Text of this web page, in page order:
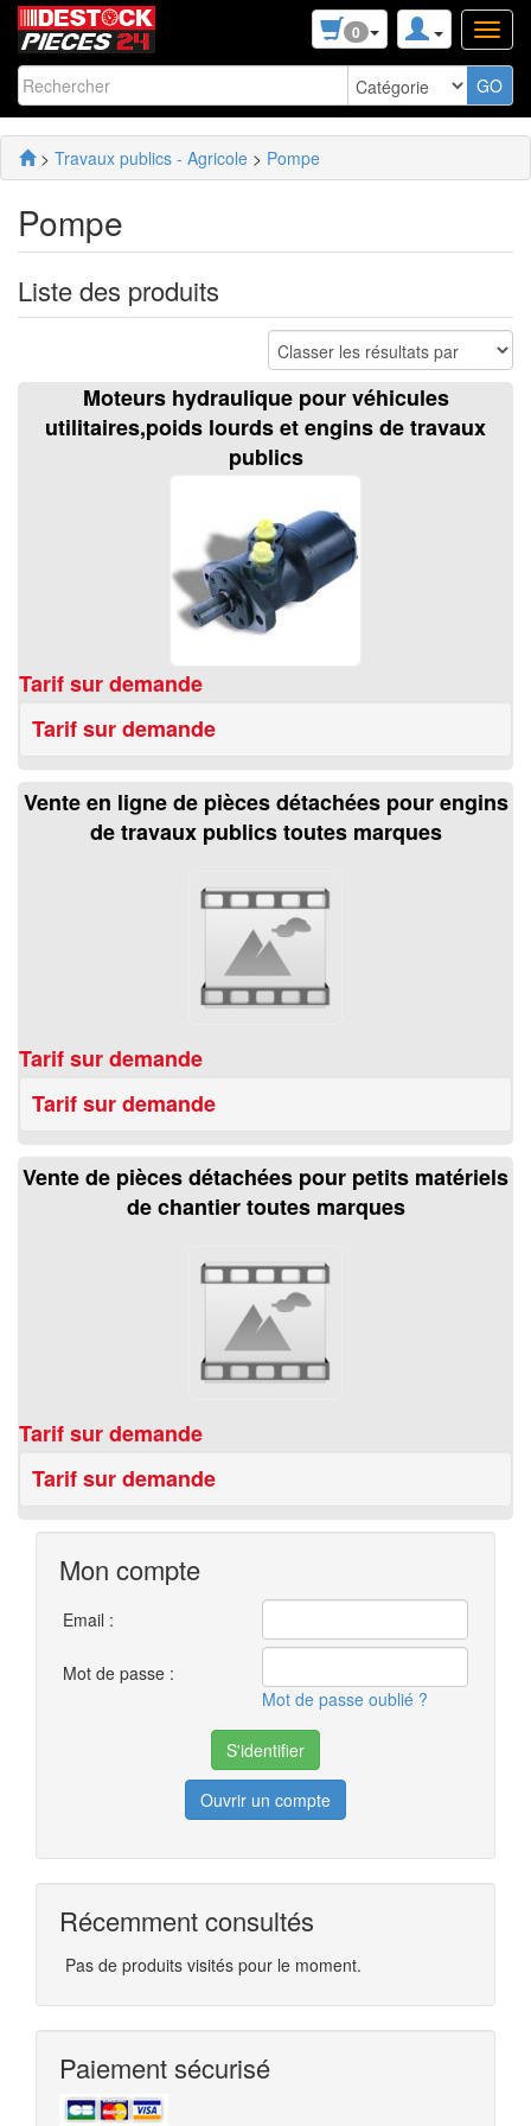
0
> Travaux publics - Agricole > Pompe
Pompe
Liste des produits
Moteurs hydraulique pour véhicules
utilitaires,poids lourds et engins de travaux
publics
Tarif sur demande
Tarif sur demande
Vente en ligne de pièces détachées pour engins
de travaux publics toutes marques
Tarif sur demande
Tarif sur demande
Vente de pièces détachées pour petits matériels
de chantier toutes marques
Tarif sur demande
Tarif sur demande
Mon compte
Email :
Mot de passe :
Mot de passe oublié ?
Ouvrir un compte
Récemment consultés
Pas de produits visités pour le moment.
Paiement sécurisé